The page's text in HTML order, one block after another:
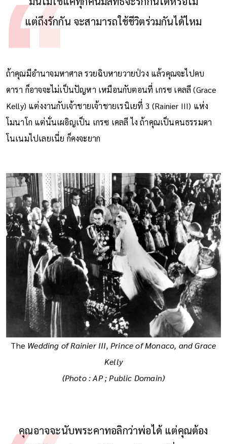
แต่ถึงรักกัน จะสามารถใช้ชีวิตร่วมกันได้ไหม
ถ้าคุณมีอำนาจมหาศาล รวยฉิบหายวายป่วง แล้วคุณจะไปคบ
ดารา ก็อาจจะไม่เป็นปัญหา เหมือนกับตอนที่ เกรซ เคลลี (Grace
Kelly) แต่งงานกับเจ้าชายเจ้าชายเรนิเยที่ 3 (Rainier III) แห่ง
โมนาโก แต่นั่นเผอิญเป็น เกรซ เคลลี ไง ถ้าคุณเป็นคนธรรมดา
โนเนมไปเลยเนี่ย ก็คงจะยาก
The Wedding of Rainier III, Prince of Monaco, and Grace
Kelly
(Photo : AP ; Public Domain)
คุณอาจจะนับพระคาทอลิกว่าพ่อได้ แต่คุณต้อง